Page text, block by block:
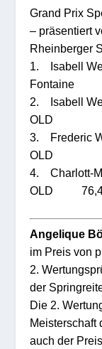
Grand Prix
– präsentiert
Rheinberger
1.
Fontaine
2.
OLD
3.
OLD
4. Charlott-
OLD
Angelique
im Preis von
2.
der
Die 2.
Meisterschaft
auch der